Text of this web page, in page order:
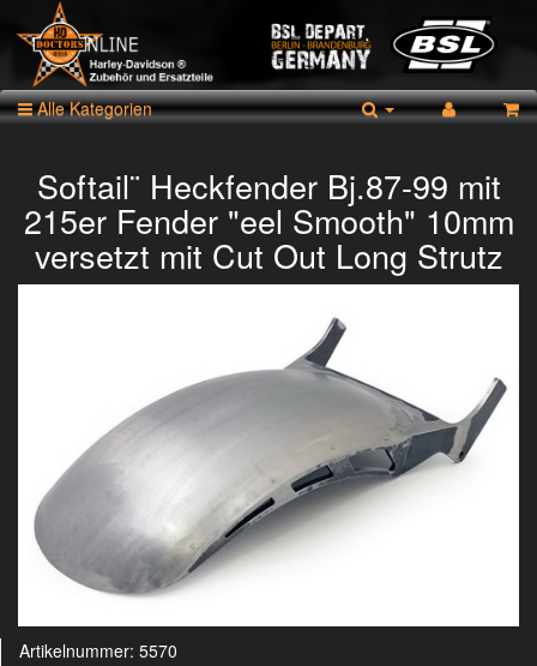
Alle Kategorien
Softail¨ Heckfender Bj.87-99 mit
215er Fender "eel Smooth" 10mm
versetzt mit Cut Out Long Strutz
Artikelnummer: 5570